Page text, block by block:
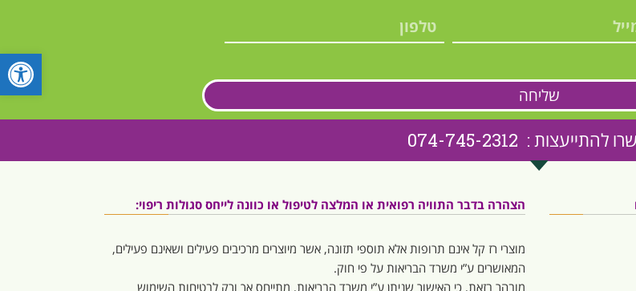
שליחה
: 074-745-2312
הצהרה בדבר התוויה רפואית או המלצה לטיפול או כוונה לייחס סגולות ריפוי:
מוצרי רז קל אינם תרופות אלא תוספי תזונה, אשר מיוצרים מרכיבים פעילים ושאינם פעילים,
המאושרים ע”י משרד הבריאות על פי חוק.
מובהר בזאת, כי האישור שניתן ע”י משרד הבריאות, מתייחס אך ורק לבטיחות השימוש
פתח